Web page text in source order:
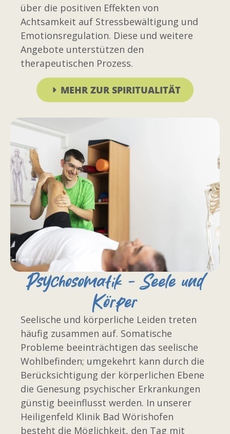
über die positiven Effekten von
Achtsamkeit auf Stressbewältigung und
Emotionsregulation. Diese und weitere
Angebote unterstützen den
therapeutischen Prozess.
MEHR ZUR SPIRITUALITÄT
Psychosomatik - Seele und
Körper
Seelische und körperliche Leiden treten
häufig zusammen auf. Somatische
Probleme beeinträchtigen das seelische
Wohlbefinden; umgekehrt kann durch die
Berücksichtigung der körperlichen Ebene
die Genesung psychischer Erkrankungen
günstig beeinflusst werden. In unserer
Heiligenfeld Klinik Bad Wörishofen
besteht die Möglichkeit, den Tag mit